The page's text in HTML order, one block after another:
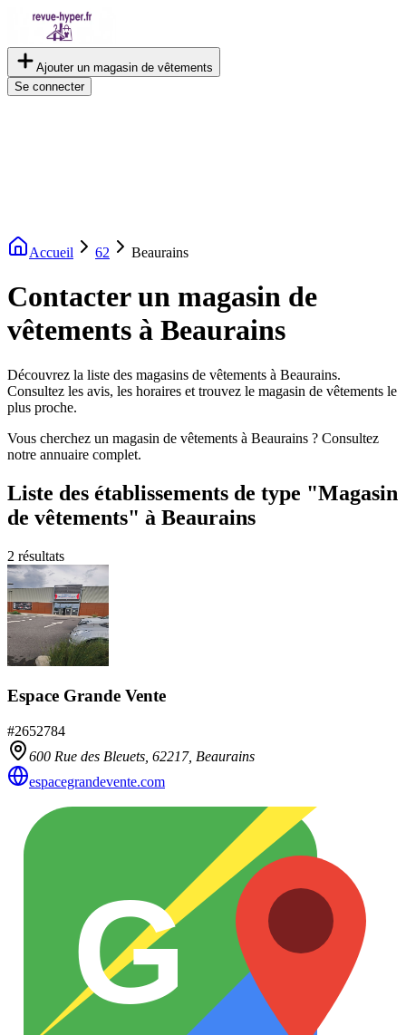
Ajouter un magasin de vêtements
Se connecter
Accueil 62 Beaurains
Contacter un magasin de
vêtements à Beaurains
Découvrez la liste des magasins de vêtements à Beaurains.
Consultez les avis, les horaires et trouvez le magasin de vêtements le
plus proche.
Vous cherchez un magasin de vêtements à Beaurains ? Consultez
notre annuaire complet.
Liste des établissements de type "Magasin
de vêtements" à Beaurains
2 résultats
Espace Grande Vente
#2652784
600 Rue des Bleuets, 62217, Beaurains
espacegrandevente.com
G